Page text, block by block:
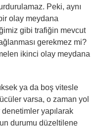
Peki, aynı
olay meydana
gibi trafiğin mevcut
gerekmez mi?
ikinci olay meydana
ya da boş vitesle
varsa, o zaman yol
yapılarak
durumu düzeltilene